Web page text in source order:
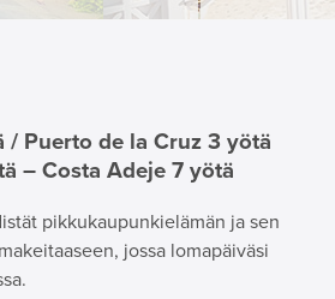
/ Puerto de la Cruz 3 yötä
– Costa Adeje 7 yötä
pikkukaupunkielämän ja sen
jossa lomapäiväsi